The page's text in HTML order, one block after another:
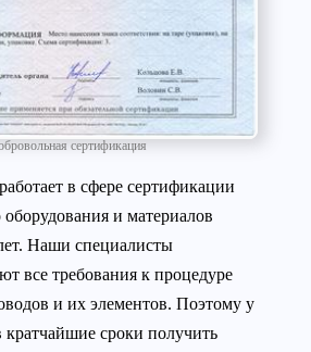
сертификация
в сфере сертификации
и материалов
Наши специалисты
все требования к процедуре
и их элементов. Поэтому у
сроки получить